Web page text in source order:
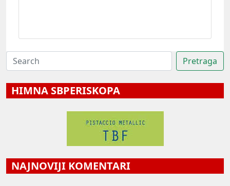
HIMNA SBPERISKOPA
NAJNOVIJI KOMENTARI